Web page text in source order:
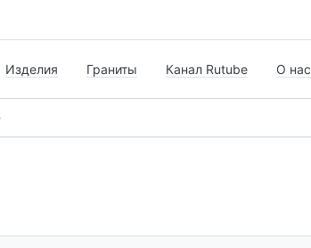
Изделия Граниты Канал Rutube О нас